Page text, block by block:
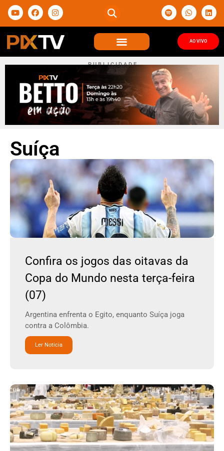
AO VIVO
P U B L I C I D A D E
Suíça
Confira os jogos das oitavas da
Copa do Mundo nesta terça-feira
(07)
Argentina enfrenta o Egito, enquanto Suíça joga
contra a Colômbia.
Ler Noticia